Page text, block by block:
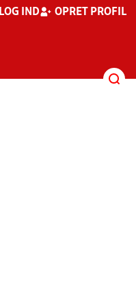
LOG IND OPRET PROFIL